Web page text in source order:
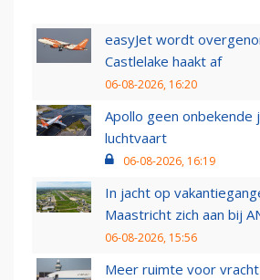
easyJet wordt
Castlelake haakt af
06-08-2026, 16:20
Apollo geen onbekende
luchtvaart
06-08-2026, 16:19
In jacht op
Maastricht zich aan bij
06-08-2026, 15:56
Meer ruimte voor